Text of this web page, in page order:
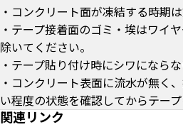
・コンクリート面が凍結する時期
・テープ接着面のゴミ・埃はワイ
除いてください。
・テープ貼り付け時にシワになら
・コンクリート表面に流水が無く
い程度の状態を確認してからテー
関連リンク